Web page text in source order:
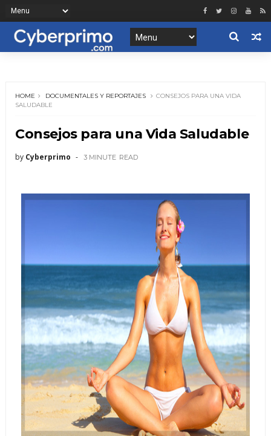
HOME DOCUMENTALES Y REPORTAJES
CONSEJOS PARA UNA VIDA
SALUDABLE
Consejos para una Vida Saludable
by Cyberprimo 3 MINUTE READ